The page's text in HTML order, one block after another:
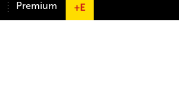
Premium +E